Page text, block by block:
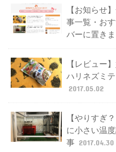
【お知らせ
事一覧・お
バーに置き
【レビュー
ハリネズミ
2017.05.02
【やりすぎ
に小さい温
事 2017.04.30